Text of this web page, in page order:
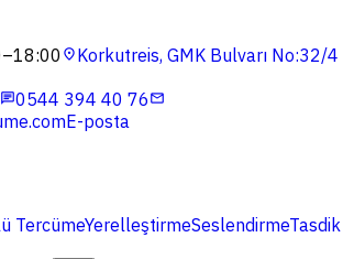
location_onKorkutreis, GMK Bulvarı No:32/4
chat0544 394 40 76mail
E-posta
TercümeYerelleştirmeSeslendirmeTasdik